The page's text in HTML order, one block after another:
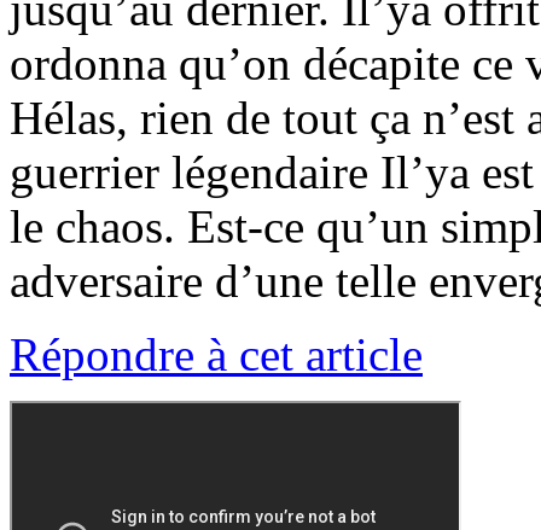
ordonna qu’on décapite
Hélas, rien de tout ça
guerrier légendaire Il’ya
le chaos. Est-ce qu’un
adversaire d’une telle
Répondre à cet article